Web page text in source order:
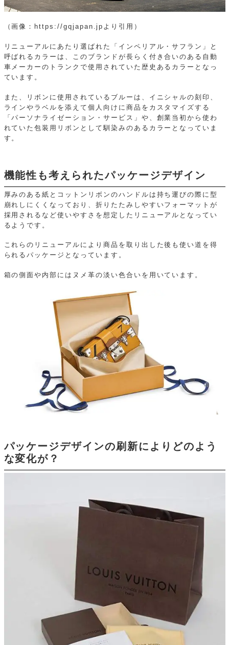
（画像：https://gqjapan.jpより引用）
リニューアルにあたり選ばれた「インペリアル・サフラン」と
呼ばれるカラーは、このブランドが長らく付き合いのある自動
車メーカーのトランクで使用されていた歴史あるカラーとなっ
ています。
また、リボンに使用されているブルーは、イニシャルの刻印、
ラインやラベルを添えて個人向けに商品をカスタマイズする
「パーソナライゼーション・サービス」や、創業当初から使わ
れていた包装用リボンとして馴染みのあるカラーとなっていま
す。
機能性も考えられたパッケージデザイン
厚みのある紙とコットンリボンのハンドルは持ち運びの際に型
崩れしにくくなっており、折りたたみしやすいフォーマットが
採用されるなど使いやすさを想定したリニューアルとなってい
るようです。
これらのリニューアルにより商品を取り出した後も使い道を得
られるパッケージとなっています。
箱の側面や内部にはヌメ革の淡い色合いを用いています。
パッケージデザインの刷新によりどのよう
な変化が？